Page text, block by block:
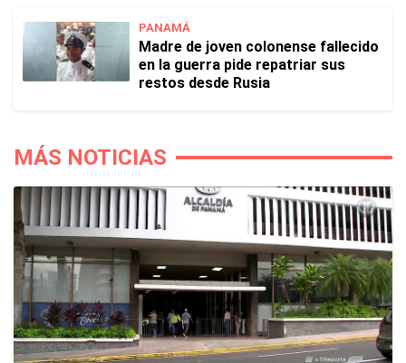
PANAMÁ
Madre de joven colonense fallecido
en la guerra pide repatriar sus
restos desde Rusia
MÁS NOTICIAS